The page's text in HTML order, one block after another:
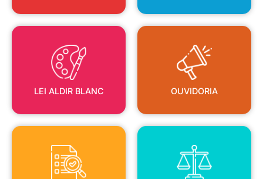
LEI ALDIR BLANC
LEI ALDIR BLANC
OUVIDORIA
OUVIDORIA
TRANSPARÊNCIA LEGISLAÇÃO